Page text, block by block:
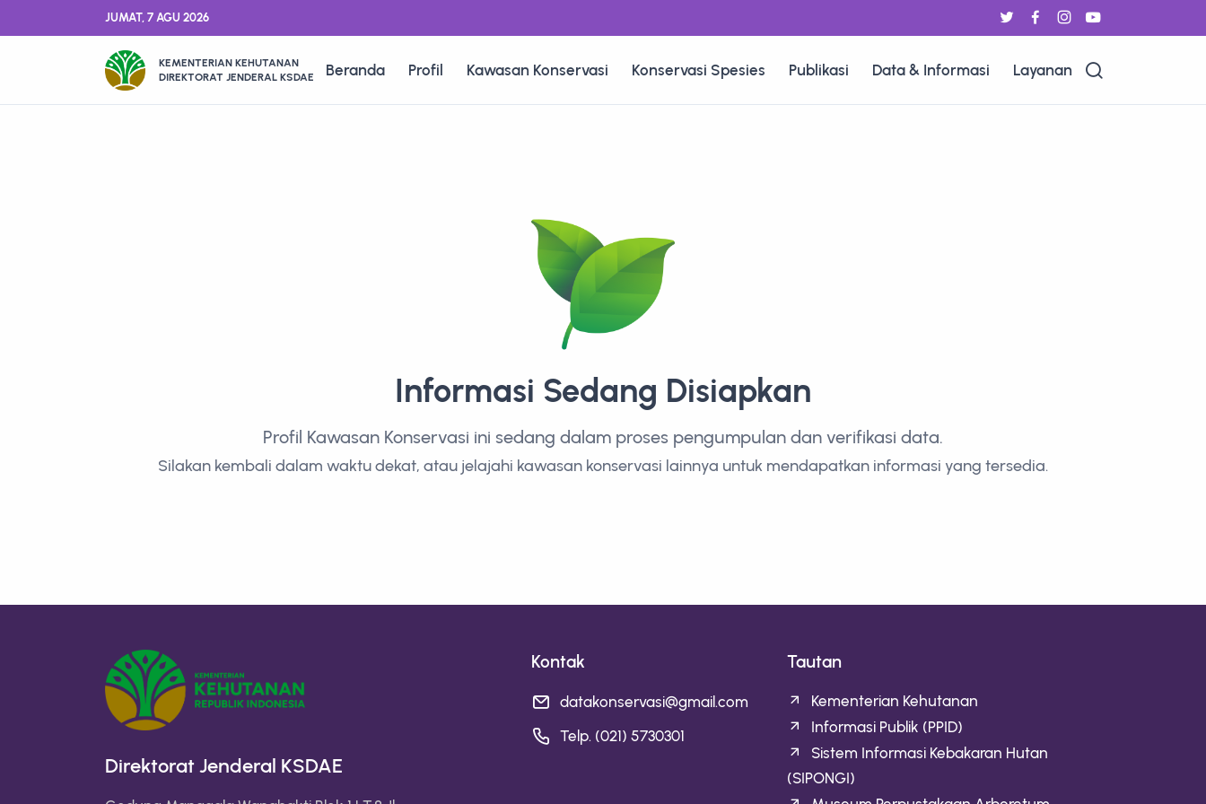
JUMAT, 7 AGU 2026
KEMENTERIAN KEHUTANAN
DIREKTORAT JENDERAL KSDAE
Beranda Profil Kawasan Konservasi Konservasi Spesies Publikasi Data & Informasi Layanan
Informasi Sedang Disiapkan
Profil Kawasan Konservasi ini sedang dalam proses pengumpulan dan verifikasi data.
Silakan kembali dalam waktu dekat, atau jelajahi kawasan konservasi lainnya untuk mendapatkan informasi yang tersedia.
Direktorat Jenderal KSDAE
Kontak
datakonservasi@gmail.com
Telp. (021) 5730301
Tautan
Kementerian Kehutanan
Informasi Publik (PPID)
Sistem Informasi Kebakaran Hutan
(SIPONGI)